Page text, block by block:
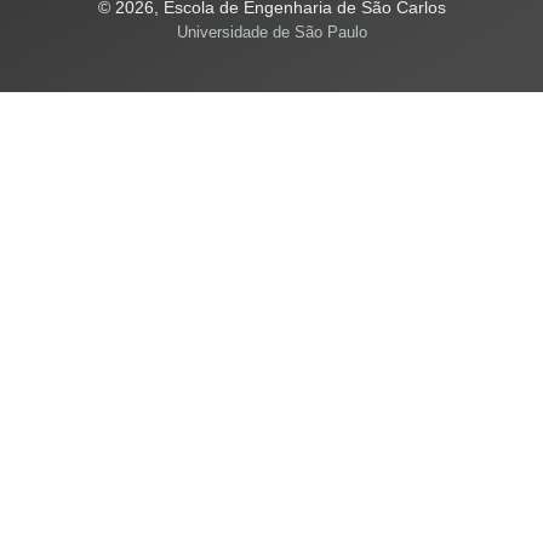
© 2026, Escola de Engenharia de São Carlos
Universidade de São Paulo